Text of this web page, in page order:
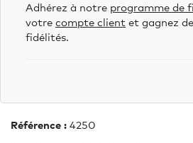
Adhérez à notre programme de
votre compte client et gagnez
fidélités.
Référence : 4250